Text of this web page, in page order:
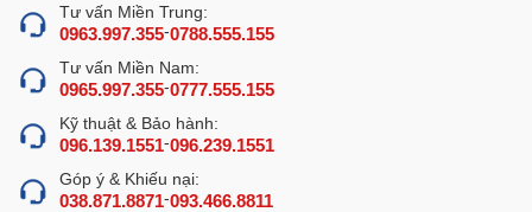
Tư vấn Miền Trung:
0963.997.355-0788.555.155
Tư vấn Miền Nam:
0965.997.355-0777.555.155
Kỹ thuật & Bảo hành:
096.139.1551-096.239.1551
Góp ý & Khiếu nại:
038.871.8871-093.466.8811